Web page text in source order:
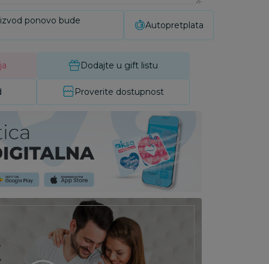
ponovo bude Autopretplata
Dodajte u gift listu
Proverite dostupnost